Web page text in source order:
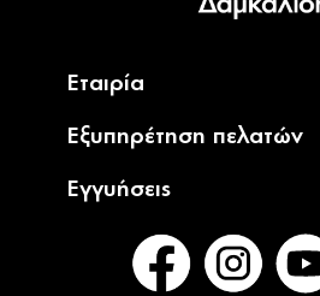
Εταιρία
Εξυπηρέτηση πελατών
Εγγυήσεις